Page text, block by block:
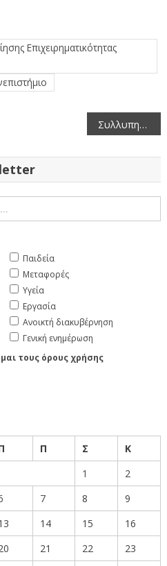
Επιχειρηματικότητας
Συλλυπητήριο μήνυμα του Περιφερειάρχη Δυτικής Μακεδονίας Γεώργιου Κασαπίδη για την απώλεια του Σιατιστινού Ζήση Δαρδάλη
Παιδεία
Μεταφορές
Υγεία
Εργασία
Ανοικτή διακυβέρνηση
Γενική ενημέρωση
τους όρους χρήσης
Π Σ
Κ
1
2
7 8
9
14 15
16
21 22
23